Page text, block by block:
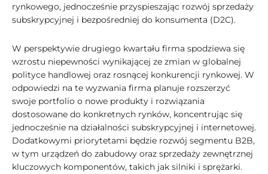
rynkowego, jednocześnie przyspieszając rozwój sprzedaży
subskrypcyjnej i bezpośredniej do konsumenta (D2C).
W perspektywie drugiego kwartału firma spodziewa się
wzrostu niepewności wynikającej ze zmian w globalnej
polityce handlowej oraz rosnącej konkurencji rynkowej. W
odpowiedzi na te wyzwania firma planuje rozszerzyć
swoje portfolio o nowe produkty i rozwiązania
dostosowane do konkretnych rynków, koncentrując się
jednocześnie na działalności subskrypcyjnej i internetowej.
Dodatkowymi priorytetami będzie rozwój segmentu B2B,
w tym urządzeń do zabudowy oraz sprzedaży zewnętrznej
kluczowych komponentów, takich jak silniki i sprężarki.